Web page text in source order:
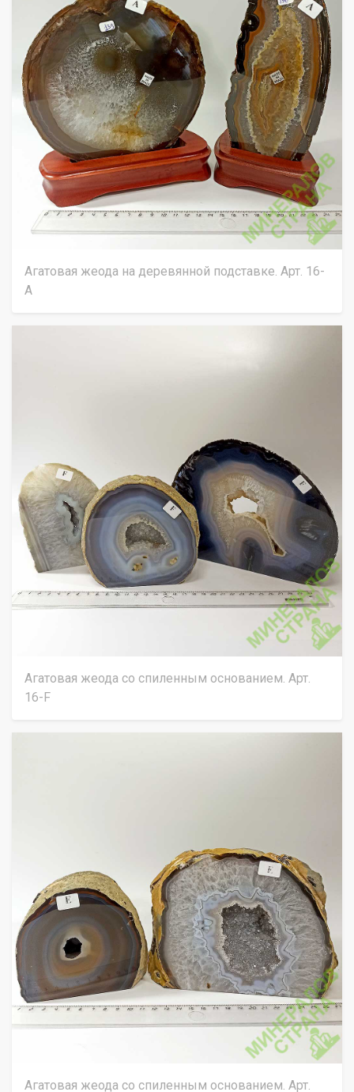
Агатовая жеода на деревянной подставке. Арт. 16-
А
Агатовая жеода со спиленным основанием. Арт.
16-F
Агатовая жеода со спиленным основанием. Арт.